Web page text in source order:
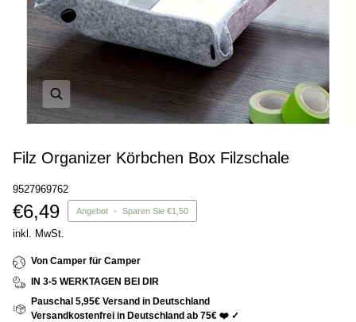
Filz Organizer Körbchen Box Filzschale
9527969762
€6,49 Angebot • Sparen Sie €1,50
inkl. MwSt.
Von Camper für Camper
IN 3-5 WERKTAGEN BEI DIR
Pauschal 5,95€ Versand in Deutschland
Versandkostenfrei in Deutschland ab 75€ ❤️ ✓